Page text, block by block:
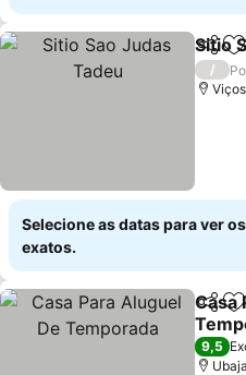
Sitio
/
Selecione as datas para ver
exatos.
Casa
Ver
9,5